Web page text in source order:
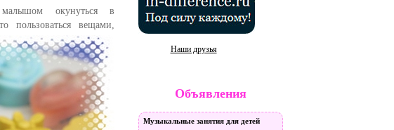
окунуться в
пользоваться вещами,
Наши друзья
Объявления
Музыкальные занятия для детей